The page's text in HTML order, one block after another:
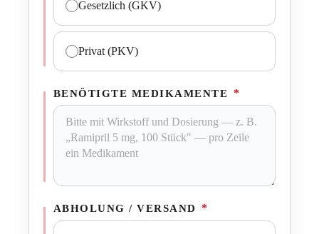
Gesetzlich (GKV)
Privat (PKV)
BENÖTIGTE MEDIKAMENTE *
ABHOLUNG / VERSAND *